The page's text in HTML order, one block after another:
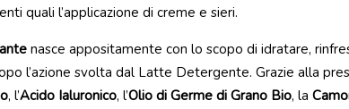
quali l’applicazione di creme e sieri.
nasce appositamente con lo scopo di idratare,
l’azione svolta dal Latte Detergente. Grazie alla
, l’Acido Ialuronico, l’Olio di Germe di Grano Bio, la